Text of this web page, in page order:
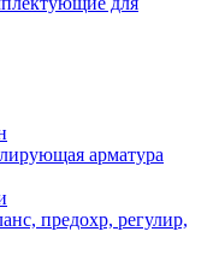
арматура
предохр, регулир,